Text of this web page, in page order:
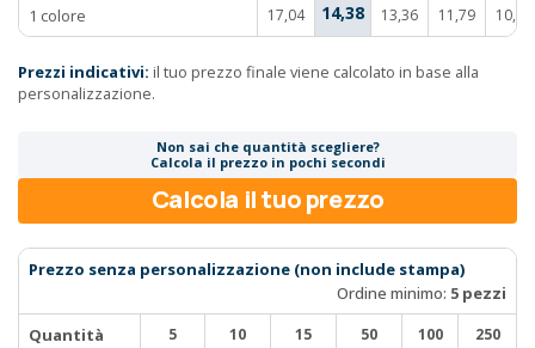
1 colore 17,04 14,38 13,36 11,79 10,38
Prezzi indicativi: il tuo prezzo finale viene calcolato in base alla
personalizzazione.
Non sai che quantità scegliere?
Calcola il prezzo in pochi secondi
Calcola il tuo prezzo
Prezzo senza personalizzazione (non include stampa)
Ordine minimo: 5 pezzi
Quantità
5 10 15 50 100 250